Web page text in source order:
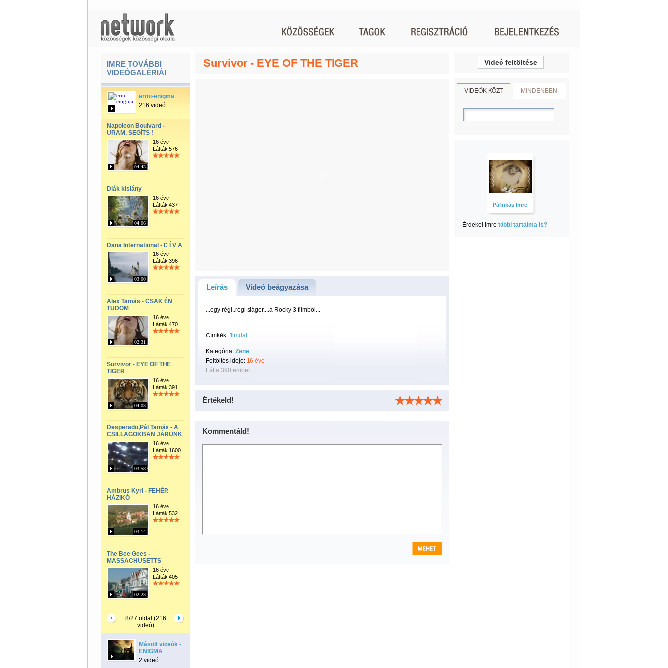
IMRE TOVÁBBI
VIDEÓGALÉRIÁI
ermi-enigma
216 videó
Napoleon Boulvard -
URAM, SEGÍTS !
04:43
16 éve
Látták:576
Diák kislány
04:06
16 éve
Látták:437
Dana International - D Í V A
03:00
16 éve
Látták:396
Alex Tamás - CSAK ÉN
TUDOM
02:31
16 éve
Látták:470
Survivor - EYE OF THE
TIGER
04:03
16 éve
Látták:391
Desperado,Pál Tamás - A
CSILLAGOKBAN JÁRUNK
03:58
16 éve
Látták:1600
Ambrus Kyri - FEHÉR
HÁZIKÓ
03:14
16 éve
Látták:532
The Bee Gees -
MASSACHUSETTS
02:23
16 éve
Látták:405
8/27 oldal (216
videó)
Másolt videók -
ENIGMA
2 videó
Survivor - EYE OF THE TIGER
Leírás Videó beágyazása
...egy régi..régi sláger....a Rocky 3 filmből...
Címkék: filmdal
Kategória: Zene
Feltöltés ideje: 16 éve
Látta 390 ember.
Értékeld!
Kommentáld!
Videó feltöltése
VIDEÓK KÖZT MINDENBEN
Pálinkás Imre
Érdekel Imre többi tartalma is?